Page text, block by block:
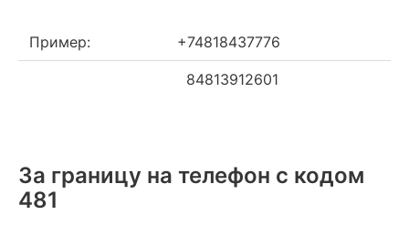
Пример: +74818437776
84813912601
За границу на телефон c кодом
481